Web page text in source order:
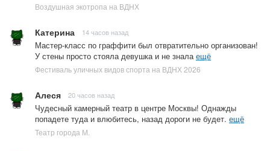
Воздушная экотропа на ВДНХ
Катерина 14 часов назад
Мастер-класс по граффити был отвратительно организован!
У стены просто стояла девушка и не зналаещё
Фестиваль уличных видов спорта на ВДНХ 2026
Алеся 20 часов назад
Чудесный камерный театр в центре Москвы! Однажды
попадете туда и влюбитесь, назад дороги не будет. ещё
Театр города М.